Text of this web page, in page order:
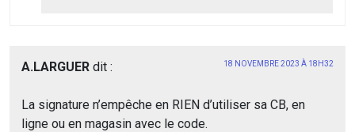
A.LARGUER dit : 18 NOVEMBRE 2023 À 18H32
La signature n’empêche en RIEN d’utiliser sa CB, en
ligne ou en magasin avec le code.